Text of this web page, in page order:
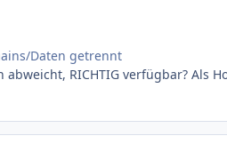
Daten getrennt
RICHTIG verfügbar? Als